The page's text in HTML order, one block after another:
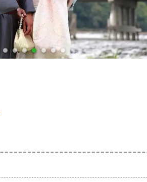
● ● ● ● ● ● ●